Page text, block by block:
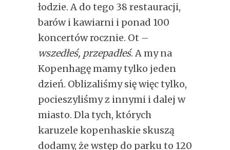
łodzie. A do tego 38 restauracji,
barów i kawiarni i ponad 100
koncertów rocznie. Ot –
wszedłeś, przepadłeś. A my na
Kopenhagę mamy tylko jeden
dzień. Oblizaliśmy się więc tylko,
pocieszyliśmy z innymi i dalej w
miasto. Dla tych, których
karuzele kopenhaskie skuszą
dodamy, że wstęp do parku to 120